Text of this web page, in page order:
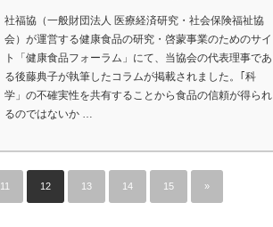
社福協（一般財団法人 医療経済研究・社会保険福祉協
会）が運営する健康食品の研究・啓蒙事業のためのサイ
ト「健康食品フォーラム」にて、当協会の代表理事であ
る後藤典子が執筆したコラムが掲載されました。｢科
学」の不確実性を共有することから食品の信頼が得られ
るのではないか …
11 12 13 14 15 »